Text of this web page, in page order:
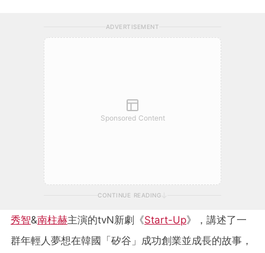
ADVERTISEMENT
Sponsored Content
CONTINUE READING
秀智&南柱赫主演的tvN新劇《Start-Up》，講述了一
群年輕人夢想在韓國「矽谷」成功創業並成長的故事，